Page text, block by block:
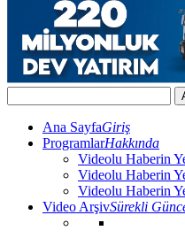
Ana SayfaGiriş
ProgramlarHakkında
Videolu Haberin
Videolu Haberin
Videolu Haberin
Video ArşivSürekli